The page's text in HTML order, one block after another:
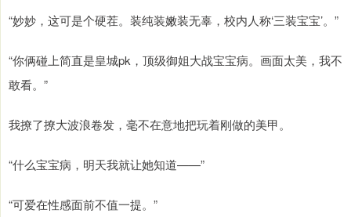
“妙妙，这可是个硬茬。装纯装嫩装无辜，校内人称‘三装宝宝’。”
“你俩碰上简直是皇城pk，顶级御姐大战宝宝病。画面太美，我不
敢看。”
我撩了撩大波浪卷发，毫不在意地把玩着刚做的美甲。
“什么宝宝病，明天我就让她知道——”
“可爱在性感面前不值一提。”